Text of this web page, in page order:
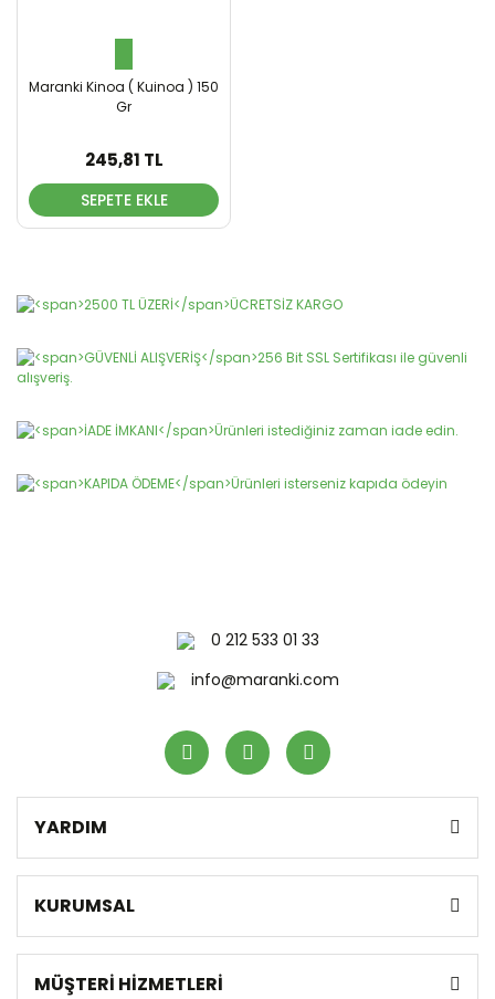
Maranki Kinoa ( Kuinoa ) 150
Gr
245,81 TL
SEPETE EKLE
0 212 533 01 33
info@maranki.com
YARDIM
KURUMSAL
MÜŞTERİ HİZMETLERİ